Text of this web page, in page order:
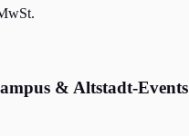
& Altstadt-Events